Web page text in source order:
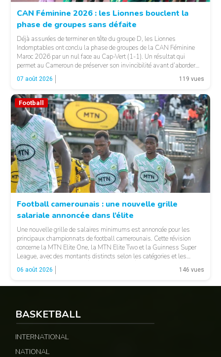
CAN Féminine 2026 : les Lionnes bouclent la
phase de groupes sans défaite
Déjà assurées de terminer en tête du groupe D, les Lionnes
Indomptables ont conclu la phase de groupes de la CAN Féminine
Maroc 2026 par un nul face au Cap-Vert (1-1). Un résultat qui
permet au Cameroun de préserver son invincibilité avant d’aborder
les choses sérieuses. Les Camerounaises ont rapidement pris le
contrôle des opérations […]
07 août 2026 119 vues
Football
Football camerounais : une nouvelle grille
salariale annoncée dans l’élite
Une nouvelle grille de salaires minimums est annoncée pour les
principaux championnats de football camerounais. Cette révision
concerne la MTN Elite One, la MTN Elite Two et la Guinness Super
League, avec des montants distincts selon les catégories et les
fonctions. LA SUITE APRÈS LA PUBLICITÉ Selon les informations
relayées par Allez Les Lions, […]
06 août 2026 146 vues
BASKETBALL
INTERNATIONAL
NATIONAL